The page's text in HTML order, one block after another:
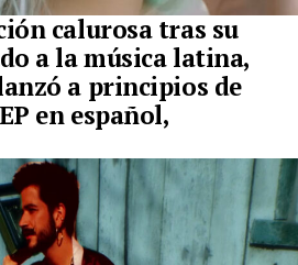
calurosa tras su
a la música latina,
a principios de
en español,